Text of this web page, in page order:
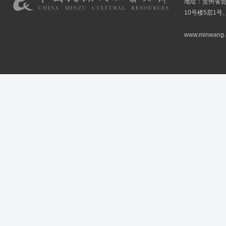
地址：贵州省
10号楼5层1号